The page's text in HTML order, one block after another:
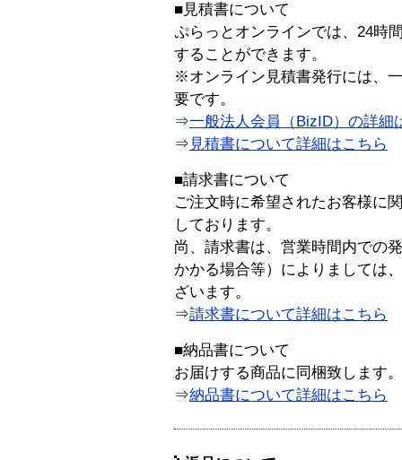
■見積書について
ぷらっとオンラインでは、24時
することができます。
※オンライン見積書発行には、
要です。
⇒一般法人会員（BizID）の詳細
⇒ 見積書について詳細はこちら
■請求書について
ご注文時に希望されたお客様に
しております。
尚、請求書は、営業時間内での
かかる場合等）によりましては
ざいます。
⇒請求書について詳細はこちら
■納品書について
お届けする商品に同梱致します。
⇒納品書について詳細はこちら